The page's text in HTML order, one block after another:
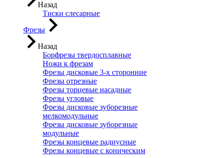
Назад
Тиски слесарные
Фрезы
Назад
Борфрезы твердосплавные
Ножи к фрезам
Фрезы дисковые 3-х сторонние
Фрезы отрезные
Фрезы торцевые насадные
Фрезы угловые
Фрезы дисковые зуборезные
мелкомодульные
Фрезы дисковые зуборезные
модульные
Фрезы концевые радиусные
Фрезы концевые с коническим